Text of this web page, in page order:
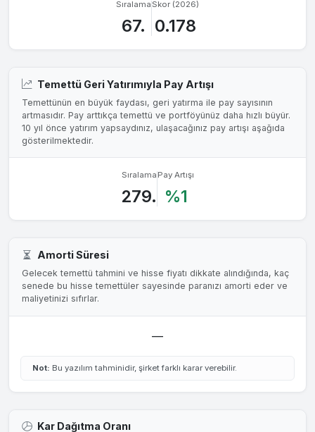
Sıralama
67.
Skor (2026)
0.178
Temettü Geri Yatırımıyla Pay Artışı
Temettünün en büyük faydası, geri yatırma ile pay sayısının
artmasıdır. Pay arttıkça temettü ve portföyünüz daha hızlı büyür.
10 yıl önce yatırım yapsaydınız, ulaşacağınız pay artışı aşağıda
gösterilmektedir.
Sıralama
279.
Pay Artışı
%1
Amorti Süresi
Gelecek temettü tahmini ve hisse fiyatı dikkate alındığında, kaç
senede bu hisse temettüler sayesinde paranızı amorti eder ve
maliyetinizi sıfırlar.
—
Not: Bu yazılım tahminidir, şirket farklı karar verebilir.
Kar Dağıtma Oranı